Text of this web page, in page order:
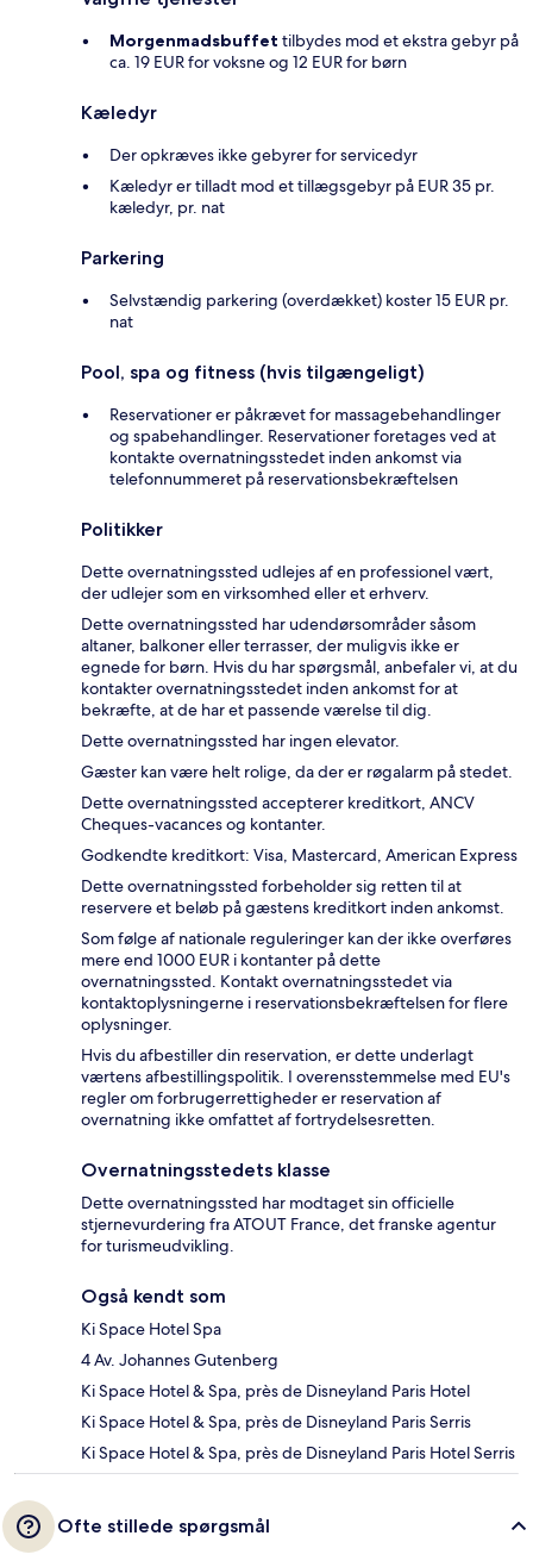
Morgenmadsbuffet tilbydes mod et ekstra gebyr på
ca. 19 EUR for voksne og 12 EUR for børn
Kæledyr
Der opkræves ikke gebyrer for servicedyr
Kæledyr er tilladt mod et tillægsgebyr på EUR 35 pr.
kæledyr, pr. nat
Parkering
Selvstændig parkering (overdækket) koster 15 EUR pr.
nat
Pool, spa og fitness (hvis tilgængeligt)
Reservationer er påkrævet for massagebehandlinger
og spabehandlinger. Reservationer foretages ved at
kontakte overnatningsstedet inden ankomst via
telefonnummeret på reservationsbekræftelsen
Politikker
Dette overnatningssted udlejes af en professionel vært,
der udlejer som en virksomhed eller et erhverv.
Dette overnatningssted har udendørsområder såsom
altaner, balkoner eller terrasser, der muligvis ikke er
egnede for børn. Hvis du har spørgsmål, anbefaler vi, at du
kontakter overnatningsstedet inden ankomst for at
bekræfte, at de har et passende værelse til dig.
Dette overnatningssted har ingen elevator.
Gæster kan være helt rolige, da der er røgalarm på stedet.
Dette overnatningssted accepterer kreditkort, ANCV
Cheques-vacances og kontanter.
Godkendte kreditkort: Visa, Mastercard, American Express
Dette overnatningssted forbeholder sig retten til at
reservere et beløb på gæstens kreditkort inden ankomst.
Som følge af nationale reguleringer kan der ikke overføres
mere end 1000 EUR i kontanter på dette
overnatningssted. Kontakt overnatningsstedet via
kontaktoplysningerne i reservationsbekræftelsen for flere
oplysninger.
Hvis du afbestiller din reservation, er dette underlagt
værtens afbestillingspolitik. I overensstemmelse med EU's
regler om forbrugerrettigheder er reservation af
overnatning ikke omfattet af fortrydelsesretten.
Overnatningsstedets klasse
Dette overnatningssted har modtaget sin officielle
stjernevurdering fra ATOUT France, det franske agentur
for turismeudvikling.
Også kendt som
Ki Space Hotel Spa
4 Av. Johannes Gutenberg
Ki Space Hotel & Spa, près de Disneyland Paris Hotel
Ki Space Hotel & Spa, près de Disneyland Paris Serris
Ki Space Hotel & Spa, près de Disneyland Paris Hotel Serris
Ofte stillede spørgsmål